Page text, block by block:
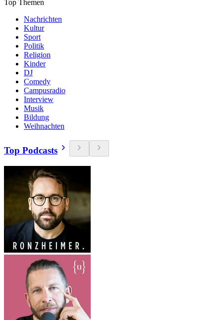
Top Themen
Nachrichten
Kultur
Sport
Politik
Religion
Kinder
DJ
Comedy
Campusradio
Interview
Musik
Bildung
Weihnachten
Top Podcasts